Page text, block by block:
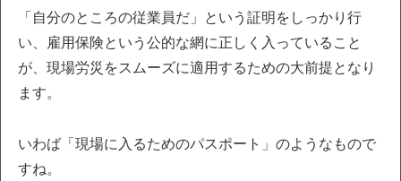
「自分のところの従業員だ」という証明をしっかり行
い、雇用保険という公的な網に正しく入っていること
が、現場労災をスムーズに適用するための大前提となり
ます。
いわば「現場に入るためのパスポート」のようなもので
すね。